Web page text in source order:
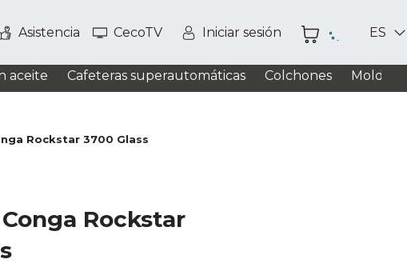
Asistencia CecoTV Iniciar sesión ES
aceite Cafeteras superautomáticas Colchones
Rockstar 3700 Glass
Rockstar